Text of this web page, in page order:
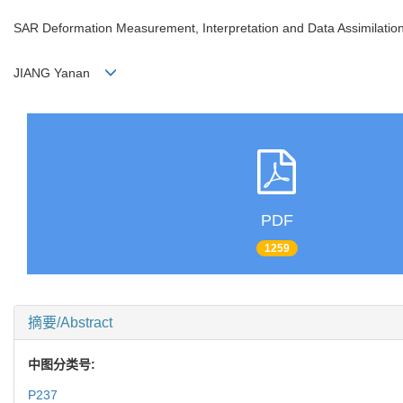
SAR Deformation Measurement, Interpretation and Data
JIANG Yanan
PDF
1259
摘要/Abstract
中图分类号:
P237